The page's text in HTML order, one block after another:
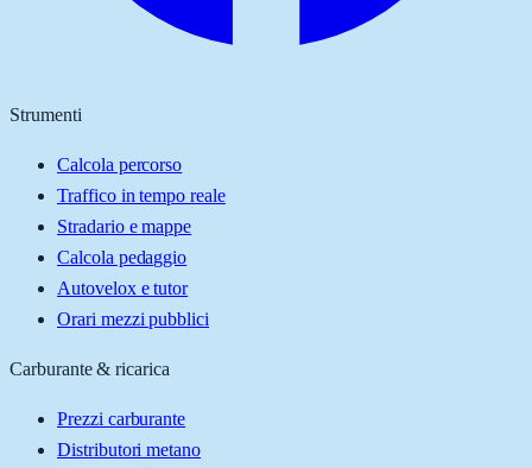
Strumenti
Calcola percorso
Traffico in tempo reale
Stradario e mappe
Calcola pedaggio
Autovelox e tutor
Orari mezzi pubblici
Carburante & ricarica
Prezzi carburante
Distributori metano